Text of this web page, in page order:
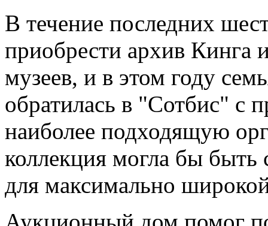
В течение последних
приобрести архив Кинга
музеев, и в этом году
обратилась в "Сотбис" с
наиболее подходящую
коллекция могла бы
для максимально